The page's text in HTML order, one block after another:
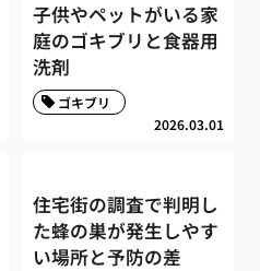
子供やペットがいる家
庭のゴキブリと食器用
洗剤
2026.03.01
ゴキブリ
住宅街の調査で判明し
た蜂の巣が発生しやす
い場所と予防の差